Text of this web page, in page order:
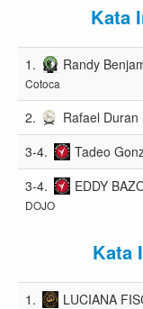
Kata
1. Randy
Cotoca
2. Rafael Duran
3-4. Tadeo
3-4. EDDY
DOJO
Kata
1. LUCIANA